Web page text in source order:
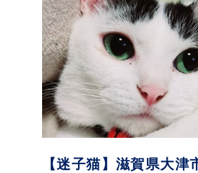
【迷子猫】滋賀県大津